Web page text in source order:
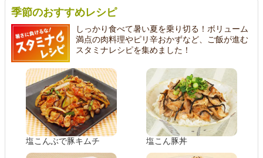
季節のおすすめレシピ
しっかり食べて暑い夏を乗り切る！ボリューム
満点の肉料理やピリ辛おかずなど、ご飯が進む
スタミナレシピを集めました！
塩こんぶで豚キムチ 塩こん豚丼